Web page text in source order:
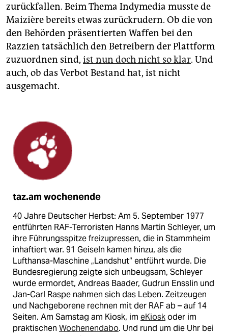
zurückfallen. Beim Thema Indymedia musste de
Maizière bereits etwas zurückrudern. Ob die von
den Behörden präsentierten Waffen bei den
Razzien tatsächlich den Betreibern der Plattform
zuzuordnen sind, ist nun doch nicht so klar. Und
auch, ob das Verbot Bestand hat, ist nicht
ausgemacht.
taz.am wochenende
40 Jahre Deutscher Herbst: Am 5. September 1977
entführten RAF-Terroristen Hanns Martin Schleyer, um
ihre Führungsspitze freizupressen, die in Stammheim
inhaftiert war. 91 Geiseln kamen hinzu, als die
Lufthansa-Maschine „Landshut“ entführt wurde. Die
Bundesregierung zeigte sich unbeugsam, Schleyer
wurde ermordet, Andreas Baader, Gudrun Ensslin und
Jan-Carl Raspe nahmen sich das Leben. Zeitzeugen
und Nachgeborene rechnen mit der RAF ab – auf 14
Seiten. Am Samstag am Kiosk, im eKioskoder im
praktischen Wochenendabo. Und rund um die Uhr bei